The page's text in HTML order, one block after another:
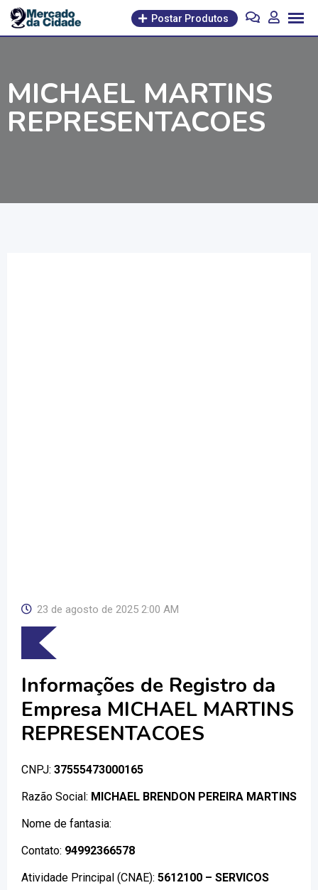
Pular
para
Postar Produtos
MICHAEL MARTINS
REPRESENTACOES
23 de agosto de 2025 2:00 AM
Informações de Registro da
Empresa MICHAEL MARTINS
REPRESENTACOES
CNPJ: 37555473000165
Razão Social: MICHAEL BRENDON PEREIRA MARTINS
Nome de fantasia:
Contato: 94992366578
Atividade Principal (CNAE): 5612100 – SERVICOS